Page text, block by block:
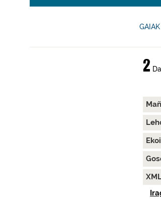
GAIAK
2